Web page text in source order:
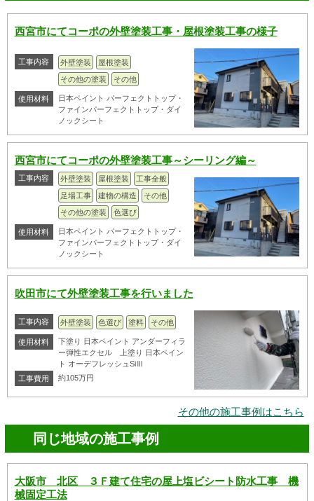
西宮市にてコーポの外壁塗装工事・屋根塗装工事の様子
工事内容 外壁塗装
屋根塗装
その他の塗装
その他
使用材料
日本ペイント パーフェクトトップ・
ファインパーフェクトトップ・ダイ
ノックシート
西宮市にてコーポの外壁塗装工事～シーリング編～
工事内容 外壁塗装 屋根塗装
工事全般
足場工事
建物の構造
その他
その他の塗装
色選び
使用材料
日本ペイント パーフェクトトップ・
ファインパーフェクトトップ・ダイ
ノックシート
吹田市にて外壁塗装工事を行いました
工事内容 外壁塗装 色選び 塗料 その他
使用材料
下塗り 日本ペイント アンダーフィラ
ー弾性エクセル 上塗り 日本ペイン
ト オーデフレッシュSiⅢ
工事費用
約105万円
その他の施工事例はこちら
同じ地域の施工事例
大阪市 北区 ３Ｆ建て住宅の屋上塩ビシート防水工事 機
械固定工法